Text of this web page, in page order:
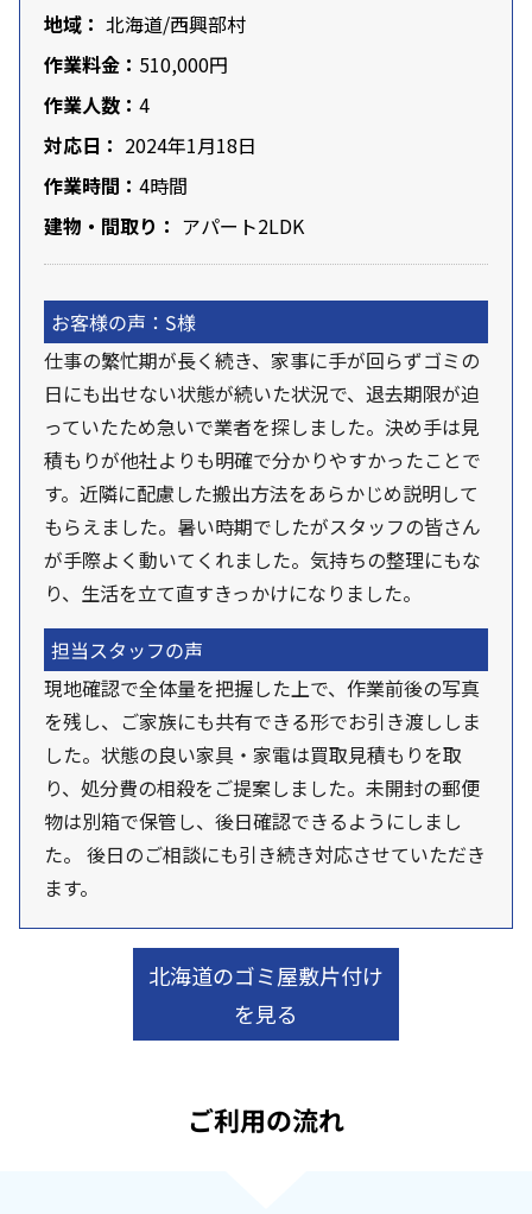
地域： 北海道/西興部村
作業料金： 510,000円
作業人数： 4
対応日： 2024年1月18日
作業時間： 4時間
建物・間取り： アパート2LDK
お客様の声：S様
仕事の繁忙期が長く続き、家事に手が回らずゴミの
日にも出せない状態が続いた状況で、退去期限が迫
っていたため急いで業者を探しました。決め手は見
積もりが他社よりも明確で分かりやすかったことで
す。近隣に配慮した搬出方法をあらかじめ説明して
もらえました。暑い時期でしたがスタッフの皆さん
が手際よく動いてくれました。気持ちの整理にもな
り、生活を立て直すきっかけになりました。
担当スタッフの声
現地確認で全体量を把握した上で、作業前後の写真
を残し、ご家族にも共有できる形でお引き渡ししま
した。状態の良い家具・家電は買取見積もりを取
り、処分費の相殺をご提案しました。未開封の郵便
物は別箱で保管し、後日確認できるようにしまし
た。 後日のご相談にも引き続き対応させていただき
ます。
北海道のゴミ屋敷片付け
を見る
ご利用の流れ